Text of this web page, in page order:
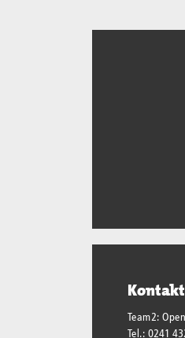
Kontakt
Team2:
Tel.: 0241